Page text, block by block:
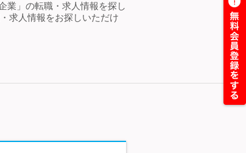
業」の転職・求人情報を探し
求人情報をお探しいただけ